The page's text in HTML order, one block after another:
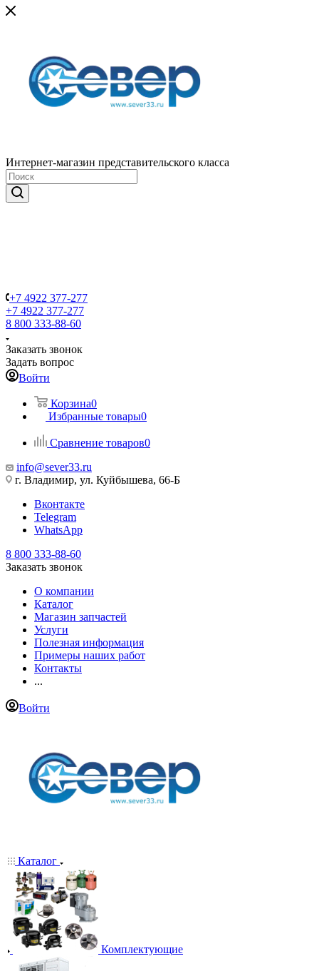
Интернет-магазин представительского класса
+7 4922 377-277
+7 4922 377-277
8 800 333-88-60
Заказать звонок
Задать вопрос
Войти
Корзина0
Избранные товары0
Сравнение товаров0
info@sever33.ru
г. Владимир, ул. Куйбышева, 66-Б
Вконтакте
Telegram
WhatsApp
8 800 333-88-60
Заказать звонок
О компании
Каталог
Магазин запчастей
Услуги
Полезная информация
Примеры наших работ
Контакты
...
Войти
Каталог
Комплектующие